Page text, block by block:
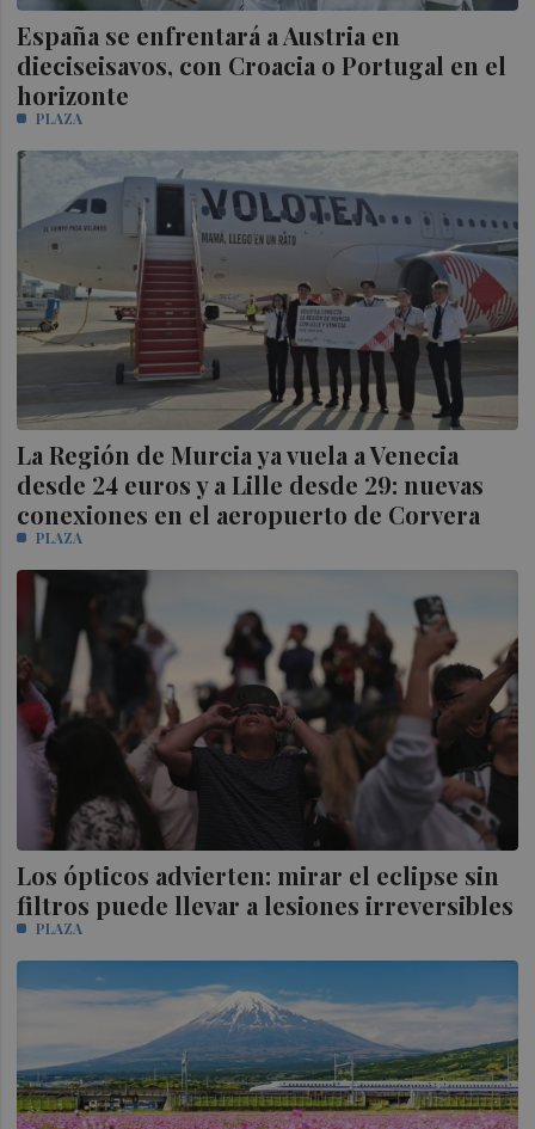
España se enfrentará a Austria en
dieciseisavos, con Croacia o Portugal en el
horizonte
PLAZA
La Región de Murcia ya vuela a Venecia
desde 24 euros y a Lille desde 29: nuevas
conexiones en el aeropuerto de Corvera
PLAZA
Los ópticos advierten: mirar el eclipse sin
filtros puede llevar a lesiones irreversibles
PLAZA